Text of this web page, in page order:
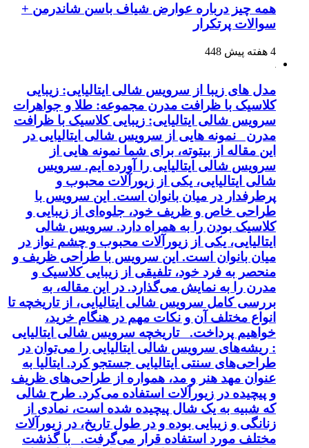
همه چیز درباره عوارض شیاف باسن شاندرمن +
سوالات پرتکرار
4 هفته پیش 448
مدل های زیبا از سرویس شالی ایتالیایی: زیبایی
کلاسیک با ظرافت مدرن مجموعه: طلا و جواهرات
سرویس شالی ایتالیایی: زیبایی کلاسیک با ظرافت
مدرن نمونه هایی از سرویس شالی ایتالیایی در
این مقاله از بیتوته، برای شما نمونه هایی از
سرویس شالی ایتالیایی را آورده ایم. سرویس
شالی ایتالیایی، یکی از زیورآلات محبوب و
پرطرفدار در میان بانوان است. این سرویس با
طراحی خاص و ظریف خود، جلوه‌ای از زیبایی و
کلاسیک بودن را به همراه دارد. سرویس شالی
ایتالیایی، یکی از زیورآلات محبوب و چشم نواز در
میان بانوان است. این سرویس با طراحی ظریف و
منحصر به فرد خود، تلفیقی از زیبایی کلاسیک و
مدرن را به نمایش می‌گذارد. در این مقاله، به
بررسی کامل سرویس شالی ایتالیایی، از تاریخچه تا
انواع مختلف آن و نکات مهم در هنگام خرید،
خواهیم پرداخت. تاریخچه سرویس شالی ایتالیایی
: ریشه‌های سرویس شالی ایتالیایی را می‌توان در
طراحی‌های سنتی ایتالیایی جستجو کرد. ایتالیا به
عنوان مهد هنر و مد، همواره از طراحی‌های ظریف
و پیچیده در زیورآلات استفاده می‌کرد. طرح شالی
که شبیه به یک شال پیچیده شده است، نمادی از
زنانگی و زیبایی بوده و در طول تاریخ، در زیورآلات
مختلف مورد استفاده قرار می‌گرفت. با گذشت